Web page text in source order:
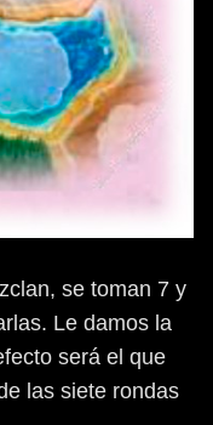
se toman 7 y
Le damos la
será el que
las siete rondas